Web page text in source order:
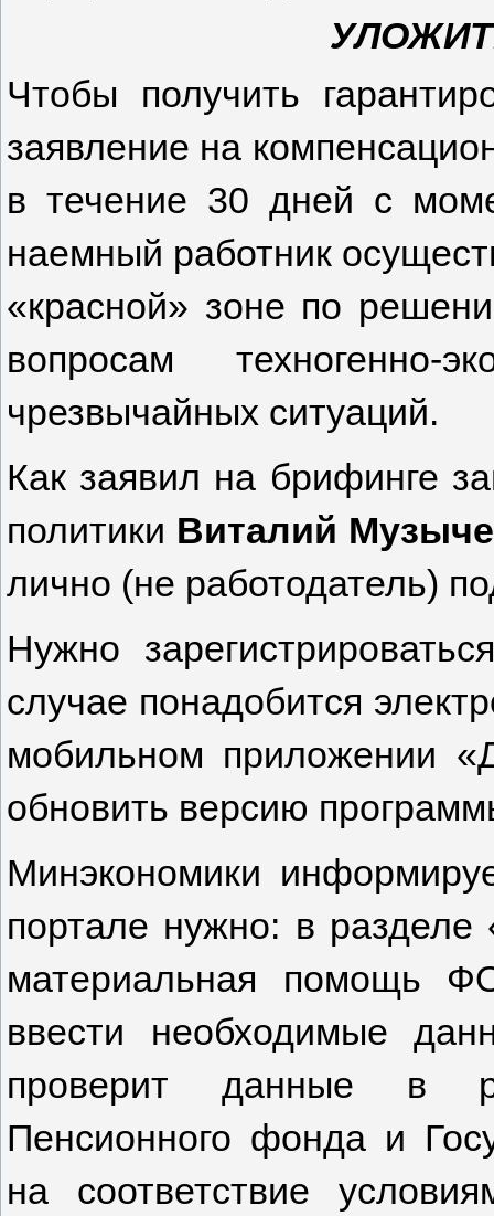
Чтобы получить
заявление на
в течение 30 дней с
наемный работник
«красной» зоне по
вопросам техногенно-
чрезвычайных ситуаций.
Как заявил на брифинге
политики Виталий
лично (не работодатель)
Нужно
случае понадобится
мобильном приложении
обновить версию
Минэкономики
портале нужно: в разделе
материальная помощь
ввести необходимые
проверит данные в
Пенсионного фонда и
на соответствие